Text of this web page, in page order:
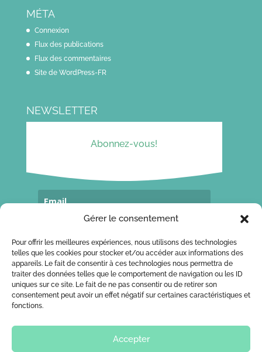
Gérer le consentement
Pour offrir les meilleures expériences, nous utilisons des technologies
telles que les cookies pour stocker et/ou accéder aux informations des
appareils. Le fait de consentir à ces technologies nous permettra de
traiter des données telles que le comportement de navigation ou les ID
uniques sur ce site. Le fait de ne pas consentir ou de retirer son
consentement peut avoir un effet négatif sur certaines caractéristiques et
fonctions.
Accepter
MÉTA
Connexion
Flux des publications
Flux des commentaires
Site de WordPress-FR
NEWSLETTER
Abonnez-vous!
CONTACT
Ecrivez-moi!